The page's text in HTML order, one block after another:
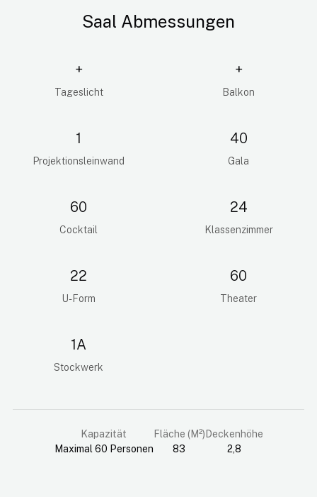
Saal Abmessungen
+
Tageslicht
+
Balkon
1
Projektionsleinwand
40
Gala
60
Cocktail
24
Klassenzimmer
22
U-Form
60
Theater
1A
Stockwerk
Kapazität
Maximal 60 Personen
Fläche (M²)
83
Deckenhöhe
2,8